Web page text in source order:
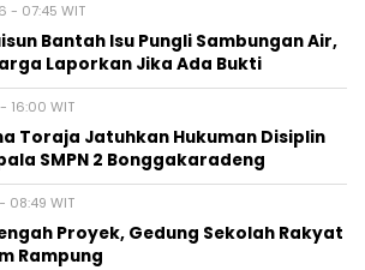
- 07:45 WIT
Bantah Isu Pungli Sambungan Air,
Laporkan Jika Ada Bukti
16:00 WIT
Toraja Jatuhkan Hukuman Disiplin
SMPN 2 Bonggakaradeng
08:49 WIT
Proyek, Gedung Sekolah Rakyat
Rampung